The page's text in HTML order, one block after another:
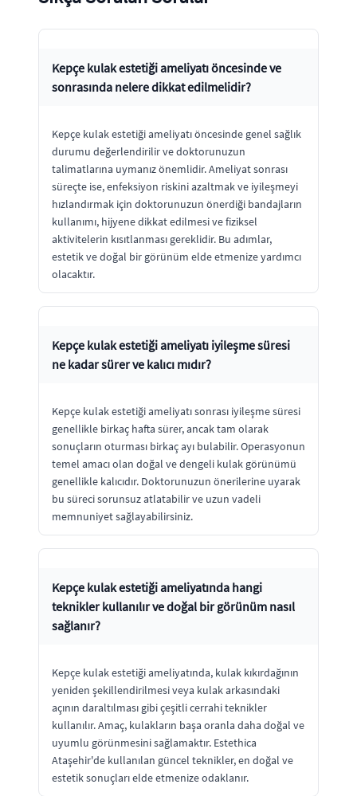
Kepçe kulak estetiği ameliyatı öncesinde ve
sonrasında nelere dikkat edilmelidir?
Kepçe kulak estetiği ameliyatı öncesinde genel sağlık
durumu değerlendirilir ve doktorunuzun
talimatlarına uymanız önemlidir. Ameliyat sonrası
süreçte ise, enfeksiyon riskini azaltmak ve iyileşmeyi
hızlandırmak için doktorunuzun önerdiği bandajların
kullanımı, hijyene dikkat edilmesi ve fiziksel
aktivitelerin kısıtlanması gereklidir. Bu adımlar,
estetik ve doğal bir görünüm elde etmenize yardımcı
olacaktır.
Kepçe kulak estetiği ameliyatı iyileşme süresi
ne kadar sürer ve kalıcı mıdır?
Kepçe kulak estetiği ameliyatı sonrası iyileşme süresi
genellikle birkaç hafta sürer, ancak tam olarak
sonuçların oturması birkaç ayı bulabilir. Operasyonun
temel amacı olan doğal ve dengeli kulak görünümü
genellikle kalıcıdır. Doktorunuzun önerilerine uyarak
bu süreci sorunsuz atlatabilir ve uzun vadeli
memnuniyet sağlayabilirsiniz.
Kepçe kulak estetiği ameliyatında hangi
teknikler kullanılır ve doğal bir görünüm nasıl
sağlanır?
Kepçe kulak estetiği ameliyatında, kulak kıkırdağının
yeniden şekillendirilmesi veya kulak arkasındaki
açının daraltılması gibi çeşitli cerrahi teknikler
kullanılır. Amaç, kulakların başa oranla daha doğal ve
uyumlu görünmesini sağlamaktır. Estethica
Ataşehir'de kullanılan güncel teknikler, en doğal ve
estetik sonuçları elde etmenize odaklanır.